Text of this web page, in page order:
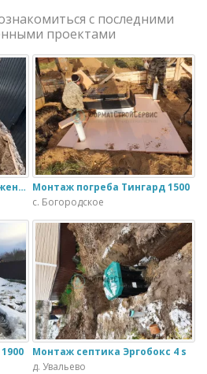
с последними
проектами
Монтаж очистного сооружения Тверь - 1.1ПН в загородном доме Монтаж погреба Тингард 1500
с. Богородское
Монтаж септика Эргобокс 4 s
д. Увальево